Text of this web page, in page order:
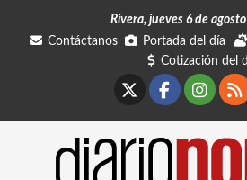
Rivera, jueves 6 de
Contáctanos
Portada del día
Cotización del